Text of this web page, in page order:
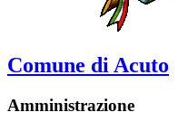
Comune di Acuto
Amministrazione